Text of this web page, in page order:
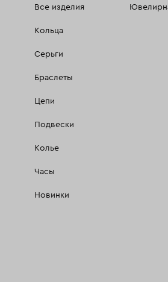
Все изделия
Кольца
Серьги
Браслеты
Цепи
Подвески
Колье
Часы
Новинки